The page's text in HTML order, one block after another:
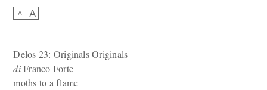
A A
Delos 23: OriginalsOriginals
diFranco Forte
moths to a flame